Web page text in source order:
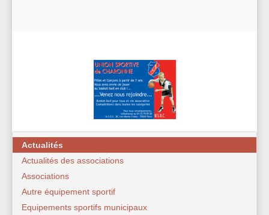
Actualités
Actualités des associations
Associations
Autre équipement sportif
Equipements sportifs municipaux